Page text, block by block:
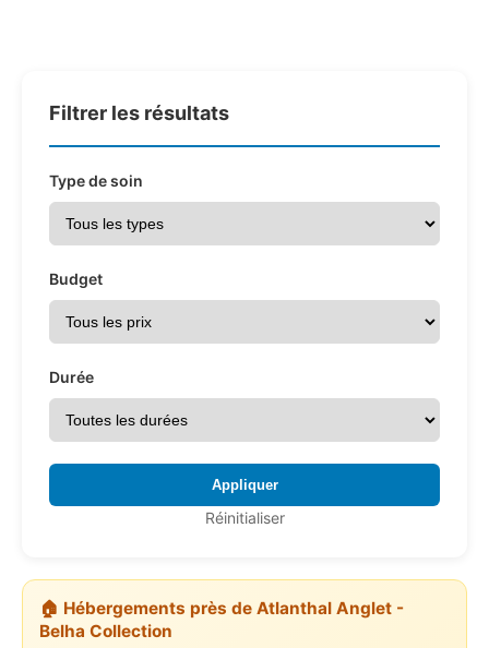
Filtrer les résultats
Type de soin
Budget
Durée
Appliquer
Réinitialiser
🏠 Hébergements près de Atlanthal Anglet -
Belha Collection